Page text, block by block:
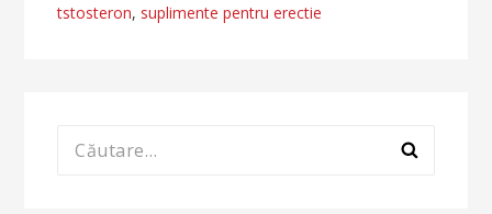
tstosteron, suplimente pentru erectie
Caută